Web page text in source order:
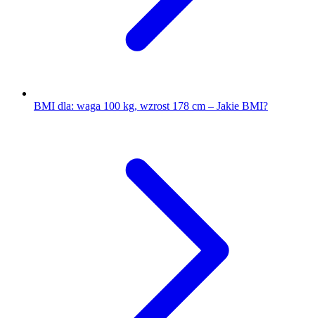
BMI dla: waga 100 kg, wzrost 178 cm – Jakie BMI?